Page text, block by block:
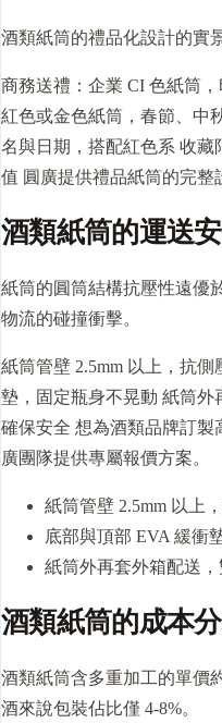
酒類紙筒的禮品化設計的實
商務送禮：企業 CI 色紙筒
紅色或金色紙筒，春節、中
名與日期，搭配紅色系 收
值 圓廣提供禮品紙筒的完整
酒類紙筒的運送
紙筒的圓筒結構抗壓性遠優
物流的碰撞衝擊。
紙筒管壁 2.5mm 以上，抗
墊，固定瓶身不晃動 紙筒
確保安全 想為酒類品牌訂製
廣團隊提供專屬報價方案。
紙筒管壁 2.5mm 以上
底部與頂部 EVA 緩衝
紙筒外再套外箱配送
酒類紙筒的成本
酒類紙筒含多重加工的單價
酒來說包裝佔比僅 4-8%。